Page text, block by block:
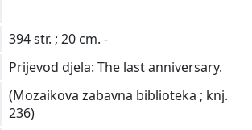
394 str. ; 20 cm. -
Prijevod djela: The last anniversary.
(Mozaikova zabavna biblioteka ; knj.
236)